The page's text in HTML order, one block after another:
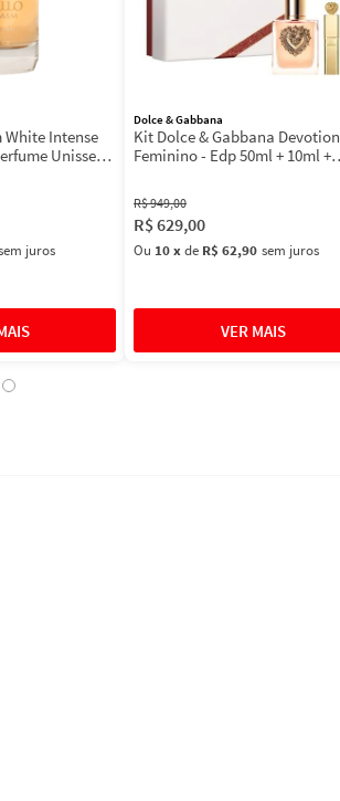
Intense
Unissex
juros
Dolce & Gabbana
Kit Dolce & Gabbana Devotion
Feminino - Edp 50ml + 10ml +
R$949,00
R$629,00
Ou 10xde R$ 62,90 sem juros